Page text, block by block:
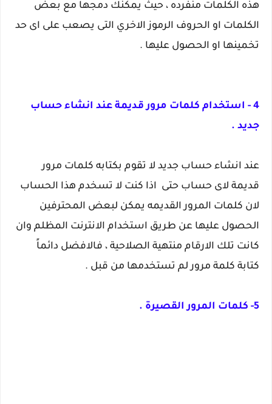
هذه الكلمات منفرده ، حيث يمكنك دمجها مع بعض
الكلمات او الحروف الرموز الاخري التى يصعب على اى حد
تخمينها او الحصول عليها .
4 - استخدام كلمات مرور قديمة عند انشاء حساب
جديد .
عند انشاء حساب جديد لا تقوم بكتابه كلمات مرور
قديمة لاى حساب حتى اذا كنت لا تسخدم هذا الحساب
لان كلمات المرور القديمه يمكن لبعض المحترفين
الحصول عليها عن طريق استخدام الانترنت المظلم وان
كانت تلك الارقام منتهية الصلاحية ، فالافضل دائماً
كتابة كلمة مرور لم تستخدمها من قبل .
5- كلمات المرور القصيرة .